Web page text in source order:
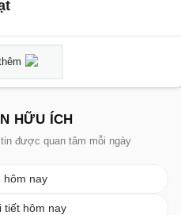
HỮU ÍCH
được quan tâm mỗi ngày
hôm nay
tiết hôm nay